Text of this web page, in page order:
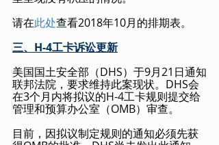
请在此处查看2018年10月的排期表。
三、H-4工卡诉讼更新
美国国土安全部（DHS）于9月21日通知
联邦法院，要求维持此案现状。DHS会
在3个月内将拟议的H-4工卡规则提交给
管理和预算办公室（OMB）审查。
目前，因拟议制定规则的通知必须先获